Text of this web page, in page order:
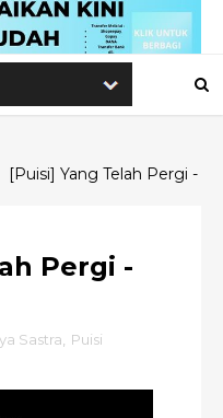
[Puisi] Yang Telah Pergi -
Pergi -
Sastra Puisi